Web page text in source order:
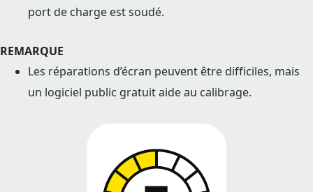
port de charge est soudé.
REMARQUE
Les réparations d’écran peuvent être difficiles, mais
un logiciel public gratuit aide au calibrage.